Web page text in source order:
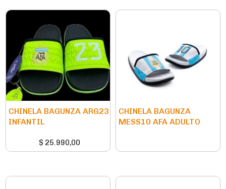
CHINELA BAGUNZA ARG23
INFANTIL
$ 25.990,00
CHINELA BAGUNZA
MESS10 AFA ADULTO